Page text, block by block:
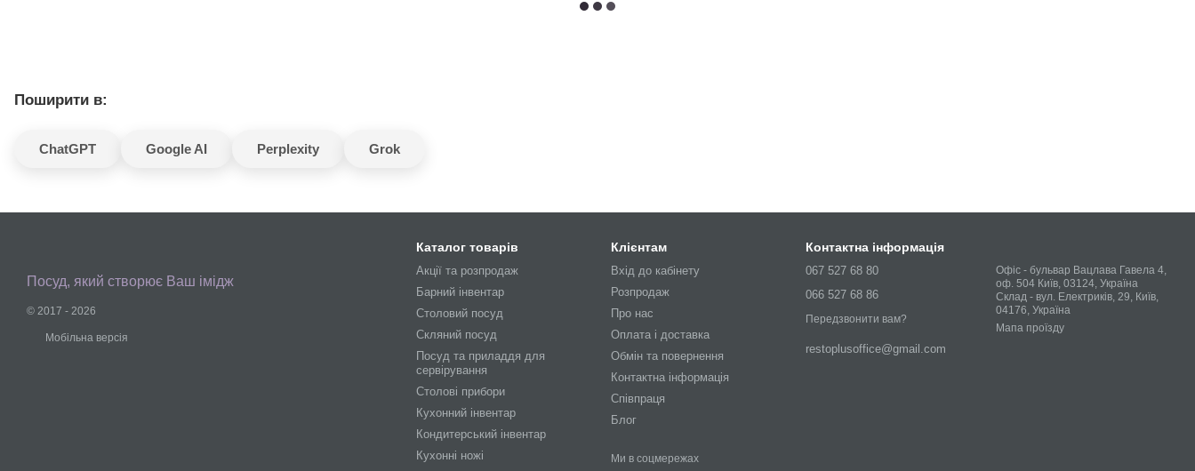
Поширити в:
ChatGPT Google AI Perplexity Grok
Посуд, який створює Ваш імідж
© 2017 - 2026
Мобільна версія
Каталог товарів
Акції та розпродаж
Барний інвентар
Столовий посуд
Скляний посуд
Посуд та приладдя для
сервірування
Столові прибори
Кухонний інвентар
Кондитерський інвентар
Кухонні ножі
Клієнтам
Вхід до кабінету
Розпродаж
Про нас
Оплата і доставка
Обмін та повернення
Контактна інформація
Співпраця
Блог
Ми в соцмережах
Контактна інформація
067 527 68 80
066 527 68 86
Передзвонити вам?
restoplusoffice@gmail.com
Офіс - бульвар Вацлава Гавела 4,
оф. 504 Київ, 03124, Україна
Склад - вул. Електриків, 29, Київ,
04176, Україна
Мапа проїзду